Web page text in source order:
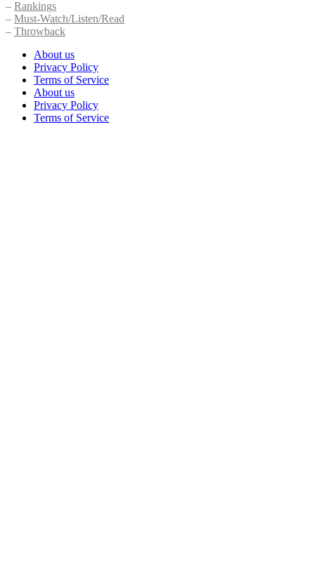
– Rankings
– Must-Watch/Listen/Read
– Throwback
About us
Privacy Policy
Terms of Service
About us
Privacy Policy
Terms of Service